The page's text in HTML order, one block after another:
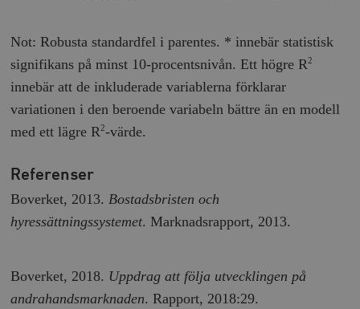
Not: Robusta standardfel i parentes. * innebär statistisk
signifikans på minst 10-procentsnivån. Ett högre R2
innebär att de inkluderade variablerna förklarar
variationen i den beroende variabeln bättre än en modell
med ett lägre R2-värde.
Referenser
Boverket, 2013. Bostadsbristen och
hyressättningssystemet. Marknadsrapport, 2013.
Boverket, 2018. Uppdrag att följa utvecklingen på
andrahandsmarknaden. Rapport, 2018:29.